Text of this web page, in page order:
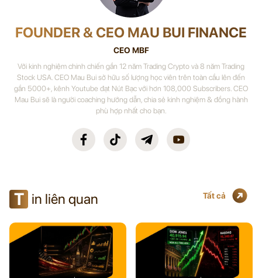
FOUNDER & CEO MAU BUI FINANCE
CEO MBF
Với kinh nghiệm chinh chiến gần 12 năm Trading Crypto và 8 năm Trading
Stock USA. CEO Mau Bui sở hữu số lượng học viên trên toàn cầu lên đến
gần 5000+, kênh Youtube đạt Nút Bạc với hơn 108,000 Subscribers. CEO
Mau Bui sẽ là người coaching hướng dẫn, chia sẻ kinh nghiệm & đồng hành
phù hợp nhất cho bạn.
T in liên quan Tất cả